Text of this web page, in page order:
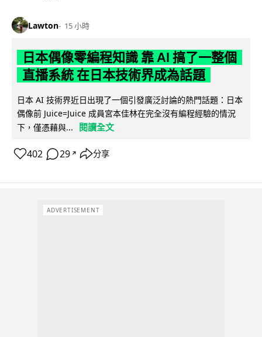
Lawton 15 小時
日本偶像零編程知識 靠 AI 搞了一整個
直播系統 在日本技術界成為話題
日本 AI 技術界近日出現了一個引發廣泛討論的熱門話題：日本
偶像前 Juice=Juice 成員宮本佳林在完全沒有編程經驗的情況
下，僅憑藉與...
閱讀全文
402 29 ↗ 分享
ADVERTISEMENT